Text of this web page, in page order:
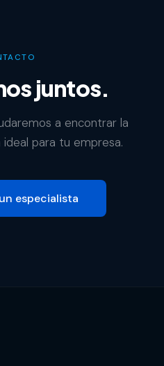
juntos.
a encontrar la
para tu empresa.
especialista